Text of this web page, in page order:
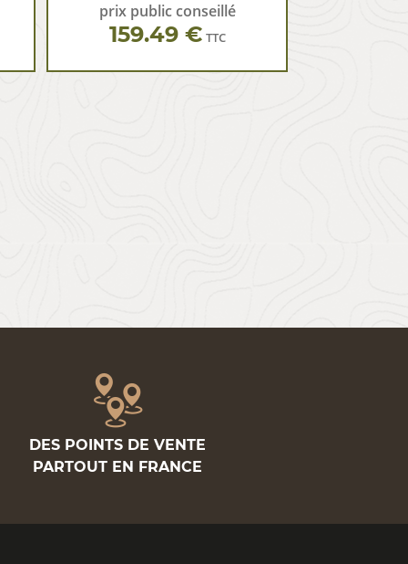
prix public conseillé
159.49 € TTC
DES POINTS DE VENTE
PARTOUT EN FRANCE